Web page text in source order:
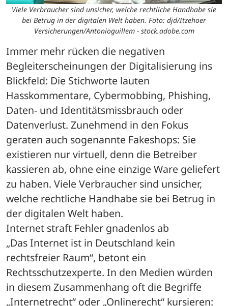
Viele Verbraucher sind unsicher, welche rechtliche Handhabe sie
bei Betrug in der digitalen Welt haben. Foto: djd/Itzehoer
Versicherungen/Antonioguillem - stock.adobe.com
Immer mehr rücken die negativen
Begleiterscheinungen der Digitalisierung ins
Blickfeld: Die Stichworte lauten
Hasskommentare, Cybermobbing, Phishing,
Daten- und Identitätsmissbrauch oder
Datenverlust. Zunehmend in den Fokus
geraten auch sogenannte Fakeshops: Sie
existieren nur virtuell, denn die Betreiber
kassieren ab, ohne eine einzige Ware geliefert
zu haben. Viele Verbraucher sind unsicher,
welche rechtliche Handhabe sie bei Betrug in
der digitalen Welt haben.
Internet straft Fehler gnadenlos ab
„Das Internet ist in Deutschland kein
rechtsfreier Raum“, betont ein
Rechtsschutzexperte. In den Medien würden
in diesem Zusammenhang oft die Begriffe
„Internetrecht“ oder „Onlinerecht“ kursieren: